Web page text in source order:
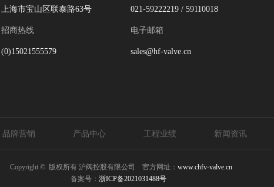
上海市宝山区联泰路63号 021-59222219 / 59110018
招商热线
(0)15021555579
电子邮箱
sales@hf-valve.cn
品牌营销 产品中心 工程业绩 新闻资讯
Copyright © 版权所有 沪阀控股有限公司 官方网址： www.chfv-valve.cn
备案号： 浙ICP备2021031488号